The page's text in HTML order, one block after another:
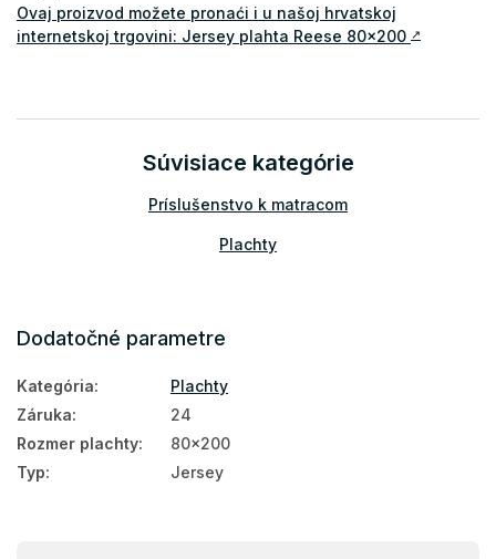
Ovaj proizvod možete pronaći i u našoj hrvatskoj
internetskoj trgovini: Jersey plahta Reese 80x200 ↗
Súvisiace kategórie
Príslušenstvo k matracom
Plachty
Dodatočné parametre
Kategória:
Plachty
Záruka:
24
Rozmer plachty:
80x200
Typ: Jersey